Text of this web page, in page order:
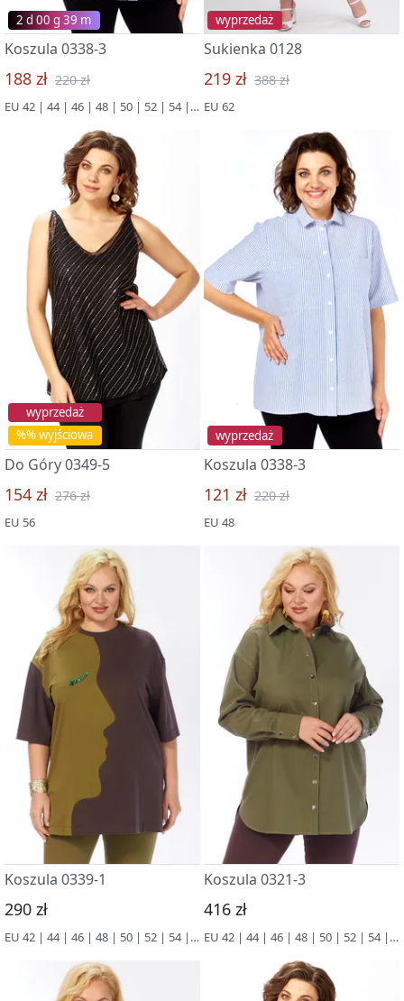
2 d 00 g 39 m
Koszula 0338-3
188 zł 220 zł
EU 42 | 44 | 46 | 48 | 50 | 52 | 54 | 56 | 58 | 60 | 62 | 64 | 66
wyprzedaż
Sukienka 0128
219 zł 388 zł
EU 62
%% wyjściowa
wyprzedaż
Do Góry 0349-5
154 zł 276 zł
EU 56
wyprzedaż
Koszula 0338-3
121 zł 220 zł
EU 48
Koszula 0339-1
290 zł
EU 42 | 44 | 46 | 48 | 50 | 52 | 54 | 56 | 58 | 60 | 62 | 64 | 66
Koszula 0321-3
416 zł
EU 42 | 44 | 46 | 48 | 50 | 52 | 54 | 56 | 58 | 60 | 62 | 64 | 66